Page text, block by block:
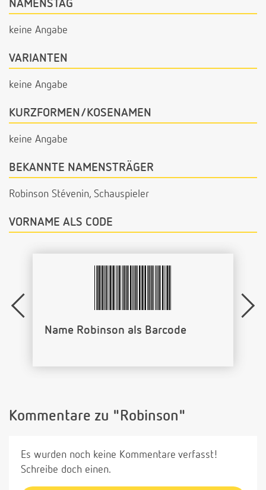
NAMENSTAG
keine Angabe
VARIANTEN
keine Angabe
KURZFORMEN/KOSENAMEN
keine Angabe
BEKANNTE NAMENSTRÄGER
Robinson Stévenin, Schauspieler
VORNAME ALS CODE
Name Robinson als Barcode
Kommentare zu "Robinson"
Es wurden noch keine Kommentare verfasst!
Schreibe doch einen.